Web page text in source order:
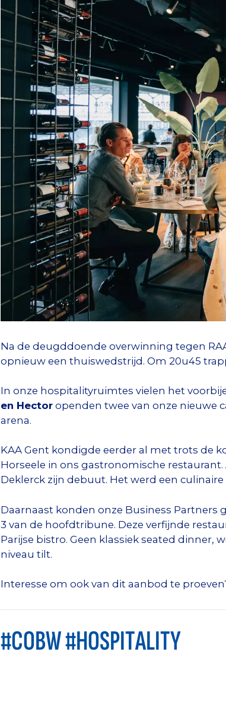
Na de deugddoende overwinning tegen
opnieuw een thuiswedstrijd. Om 20u45
In onze hospitalityruimtes vielen het
en Hector openden twee van onze nieuwe
arena.
KAA Gent kondigde eerder al met trots de
Horseele in ons gastronomische
Deklerck zijn debuut. Het werd een
Daarnaast konden onze Business Partners
3 van de hoofdtribune. Deze verfijnde
Parijse bistro. Geen klassiek seated
niveau tilt.
Interesse om ook van dit aanbod te
#COBW #HOSPITALITY